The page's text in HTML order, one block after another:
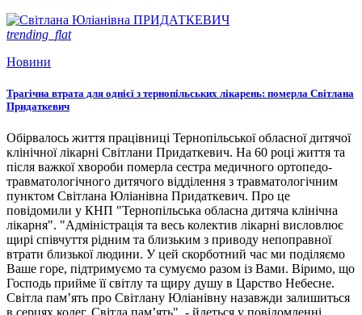
trending_flat
Новини
Трагічна втрата для однієї з тернопільських лікарень: померла Світлана
Придаткевич
Обірвалось життя працівниці Тернопільської обласної дитячої
клінічної лікарні Світлани Придаткевич. На 60 році життя та
після важкої хвороби померла сестра медичного ортопедо-
травматологічного дитячого відділення з травматологічним
пунктом Світлана Юліанівна Придаткевич. Про це
повідомили у КНП "Тернопільська обласна дитяча клінічна
лікарня". "Адміністрація та весь колектив лікарні висловлює
щирі співчуття рідним та близьким з приводу непоправної
втрати близької людини. У цей скорботний час ми поділяємо
Ваше горе, підтримуємо та сумуємо разом із Вами. Віримо, що
Господь прийме її світлу та щиру душу в Царство Небесне.
Світла пам’ять про Світлану Юліанівну назавжди залишиться
в серцях колег. Світла пам’ять", - йдеться у повідомленні.